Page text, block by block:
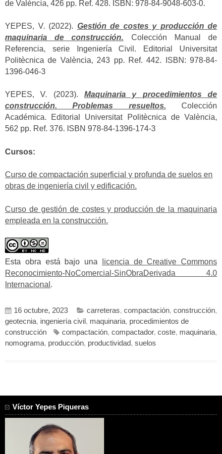
de València, 426 pp. Ref. 428. ISBN: 978-84-9048-603-0.
YEPES, V. (2022). Gestión de costes y producción de
maquinaria de construcción. Colección Manual de
Referencia, serie Ingeniería Civil. Editorial Universitat
Politècnica de València, 243 pp. Ref. 442. ISBN: 978-84-
1396-046-3
YEPES, V. (2023). Maquinaria y procedimientos de
construcción. Problemas resueltos. Colección
Académica. Editorial Universitat Politècnica de València,
562 pp. Ref. 376. ISBN 978-84-1396-174-3
Cursos:
Curso de compactación superficial y profunda de suelos en
obras de ingeniería civil y edificación.
Curso de gestión de costes y producción de la maquinaria
empleada en la construcción.
Esta obra está bajo una
licencia de Creative Commons
Reconocimiento-NoComercial-SinObraDerivada 4.0
Internacional .
16 octubre, 2023 carreteras, compactación, construcción,
geotecnia, ingeniería civil , maquinaria, procedimientos de
construcción
compactación, compactador, coste, maquinaria,
nomograma, producción, productividad, suelos
Víctor Yepes Piqueras